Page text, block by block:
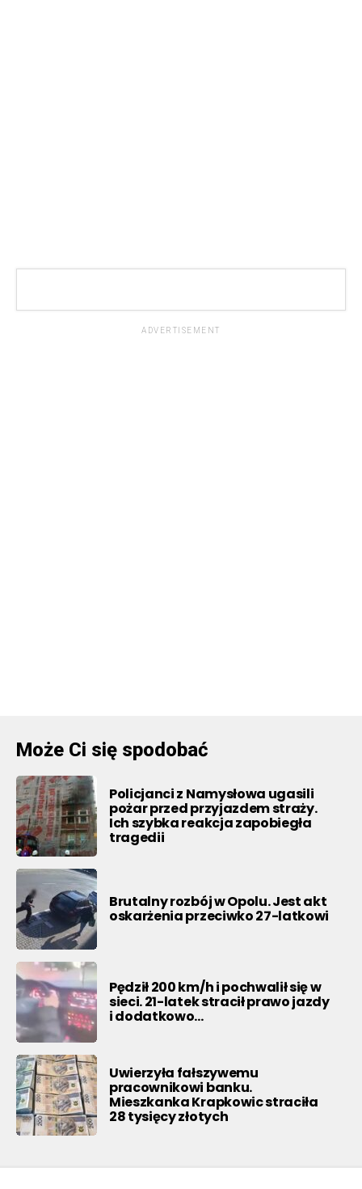
ADVERTISEMENT
Może Ci się spodobać
Policjanci z Namysłowa ugasili
pożar przed przyjazdem straży.
Ich szybka reakcja zapobiegła
tragedii
Brutalny rozbój w Opolu. Jest akt
oskarżenia przeciwko 27-latkowi
Pędził 200 km/h i pochwalił się w
sieci. 21-latek stracił prawo jazdy
i dodatkowo…
Uwierzyła fałszywemu
pracownikowi banku.
Mieszkanka Krapkowic straciła
28 tysięcy złotych